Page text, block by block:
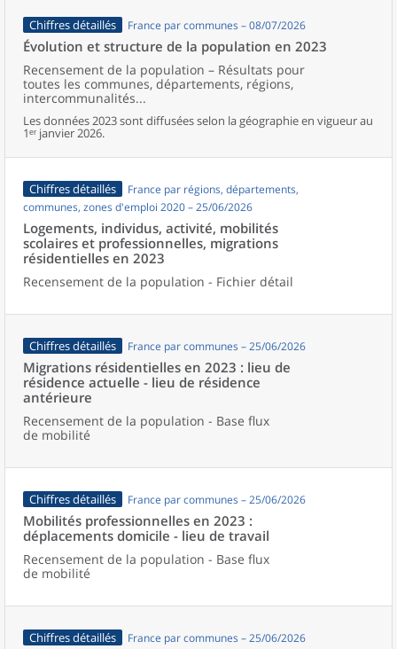
Chiffres détaillés France par communes – 08/07/2026
Évolution et structure de la population en 2023
Recensement de la population – Résultats pour
toutes les communes, départements, régions,
intercommunalités...
Les données 2023 sont diffusées selon la géographie en vigueur au
1ᵉʳ janvier 2026.
Chiffres détaillés
France par régions, départements,
communes, zones d'emploi 2020 – 25/06/2026
Logements, individus, activité, mobilités
scolaires et professionnelles, migrations
résidentielles en 2023
Recensement de la population - Fichier détail
Chiffres détaillés France par communes – 25/06/2026
Migrations résidentielles en 2023 : lieu de
résidence actuelle - lieu de résidence
antérieure
Recensement de la population - Base flux
de mobilité
Chiffres détaillés France par communes – 25/06/2026
Mobilités professionnelles en 2023 :
déplacements domicile - lieu de travail
Recensement de la population - Base flux
de mobilité
Chiffres détaillés France par communes – 25/06/2026